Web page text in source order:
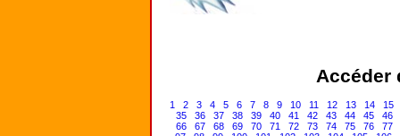
Accéder
1 2 3 4 5 6 7 8 9 10 11 12 13 14
15
35
36 37 38 39 40 41 42 43 44 45
46
66
67 68 69 70 71 72 73 74 75 76
77